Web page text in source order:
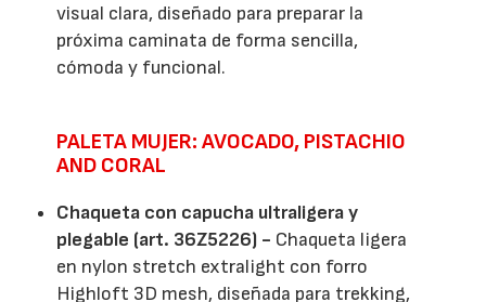
visual clara, diseñado para preparar la
próxima caminata de forma sencilla,
cómoda y funcional.
PALETA MUJER: AVOCADO, PISTACHIO
AND CORAL
Chaqueta con capucha ultraligera y
plegable (art. 36Z5226) - Chaqueta ligera
en nylon stretch extralight con forro
Highloft 3D mesh, diseñada para trekking,